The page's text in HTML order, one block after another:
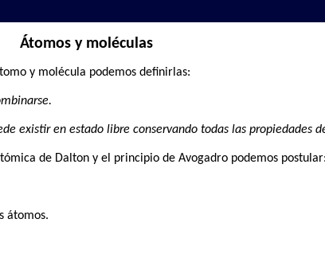
Átomos y moléculas
y molécula podemos definirlas:
existir en estado libre conservando todas las propiedades
de Dalton y el principio de Avogadro podemos postular:
átomos.